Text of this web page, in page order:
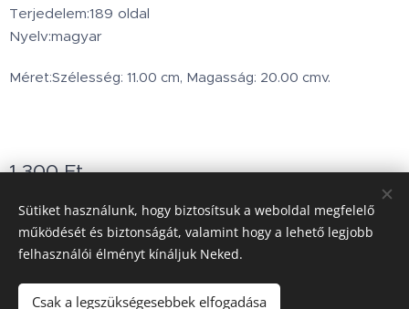
Terjedelem:189 oldal
Nyelv:magyar
Méret:Szélesség: 11.00 cm, Magasság: 20.00 cmv.
1 300Ft
Minden jog fenntartva © 2002.www.holdbarka.com
Sütiket használunk, hogy biztosítsuk a weboldal megfelelő
működését és biztonságát, valamint hogy a lehető legjobb
felhasználói élményt kínáljuk Neked.
Csak a legszükségesebbek elfogadása